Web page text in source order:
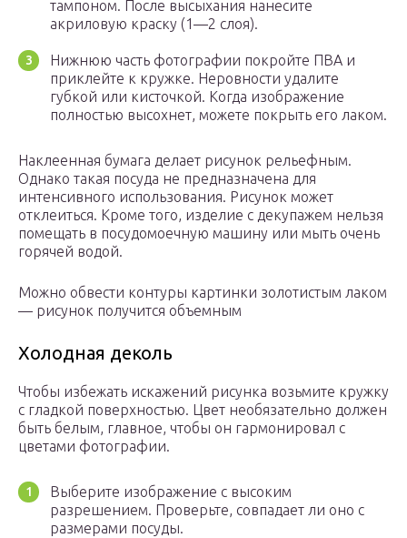
тампоном. После высыхания нанесите
акриловую краску (1—2 слоя).
Нижнюю часть фотографии покройте ПВА и
приклейте к кружке. Неровности удалите
губкой или кисточкой. Когда изображение
полностью высохнет, можете покрыть его лаком.
Наклеенная бумага делает рисунок рельефным.
Однако такая посуда не предназначена для
интенсивного использования. Рисунок может
отклеиться. Кроме того, изделие с декупажем нельзя
помещать в посудомоечную машину или мыть очень
горячей водой.
Можно обвести контуры картинки золотистым лаком
— рисунок получится объемным
Холодная деколь
Чтобы избежать искажений рисунка возьмите кружку
с гладкой поверхностью. Цвет необязательно должен
быть белым, главное, чтобы он гармонировал с
цветами фотографии.
Выберите изображение с высоким
разрешением. Проверьте, совпадает ли оно с
размерами посуды.